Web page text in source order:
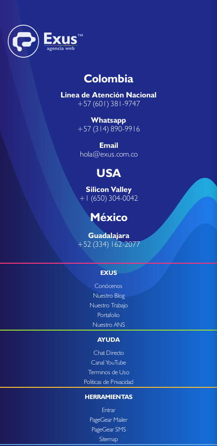
Colombia
Linea de Atención Nacional
+57 (601) 381-9747
Whatsapp
+57 (314) 890-9916
Email
hola@exus.com.co
USA
Silicon Valley
+1 (650) 304-0042
México
Guadalajara
+52 (334) 162-2077
EXUS
Conócenos
Nuestro Blog
Nuestro Trabajo
Portafolio
Nuestro ANS
AYUDA
Chat Directo
Canal YouTube
Terminos de Uso
Politicas de Privacidad
HERRAMIENTAS
Entrar
PageGear Mailer
PageGear SMS
Sitemap